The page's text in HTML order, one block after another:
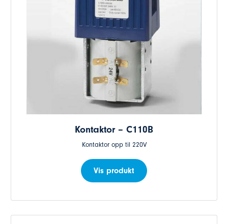
Kontaktor – C110B
Kontaktor opp til 220V
Vis produkt